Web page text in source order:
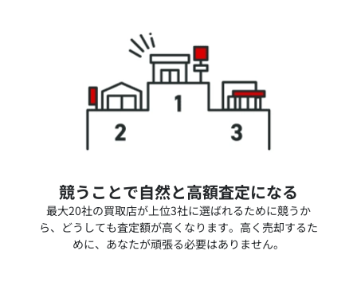
競うことで自然と高額査定になる
最大20社の買取店が上位3社に選ばれるために競うか
ら、どうしても査定額が高くなります。高く売却するた
めに、あなたが頑張る必要はありません。